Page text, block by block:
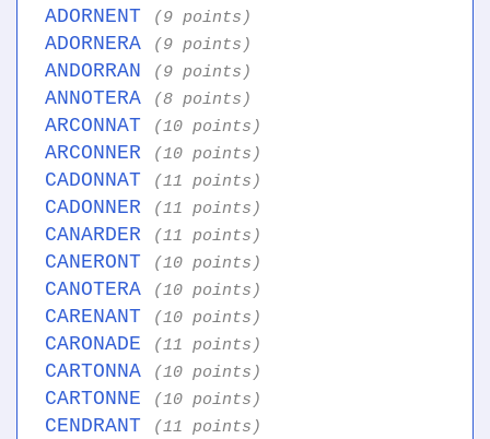
ADORNENT (9 points)
ADORNERA (9 points)
ANDORRAN (9 points)
ANNOTERA (8 points)
ARCONNAT (10 points)
ARCONNER (10 points)
CADONNAT (11 points)
CADONNER (11 points)
CANARDER (11 points)
CANERONT (10 points)
CANOTERA (10 points)
CARENANT (10 points)
CARONADE (11 points)
CARTONNA (10 points)
CARTONNE (10 points)
CENDRANT (11 points)